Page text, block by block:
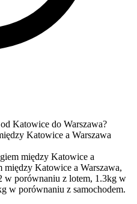
Katowice do Warszawa?
Katowice a Warszawa
między Katowice a
między Katowice a Warszawa,
w porównaniu z lotem, 1.3kg w
w porównaniu z samochodem.